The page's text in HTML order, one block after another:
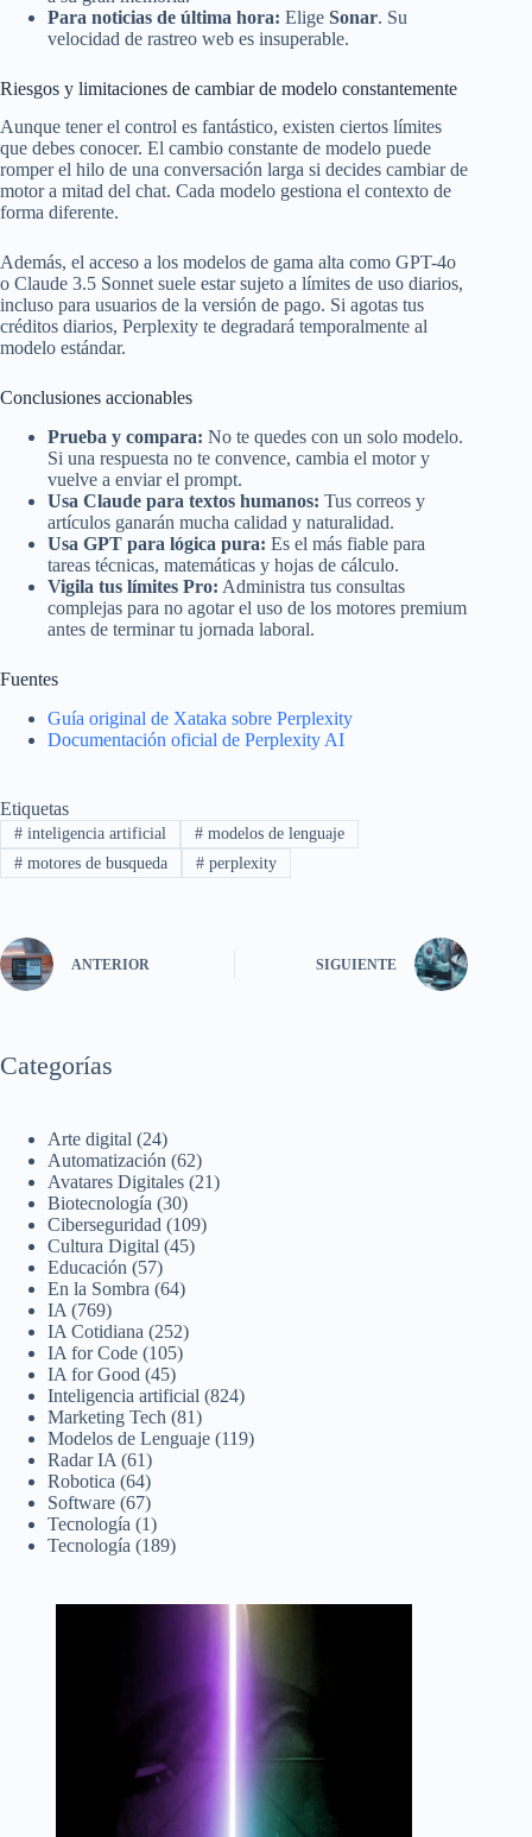
Para noticias de última hora: Elige Sonar. Su
velocidad de rastreo web es insuperable.
Riesgos y limitaciones de cambiar de modelo constantemente
Aunque tener el control es fantástico, existen ciertos límites
que debes conocer. El cambio constante de modelo puede
romper el hilo de una conversación larga si decides cambiar de
motor a mitad del chat. Cada modelo gestiona el contexto de
forma diferente.
Además, el acceso a los modelos de gama alta como GPT-4o
o Claude 3.5 Sonnet suele estar sujeto a límites de uso diarios,
incluso para usuarios de la versión de pago. Si agotas tus
créditos diarios, Perplexity te degradará temporalmente al
modelo estándar.
Conclusiones accionables
Prueba y compara: No te quedes con un solo modelo.
Si una respuesta no te convence, cambia el motor y
vuelve a enviar el prompt.
Usa Claude para textos humanos: Tus correos y
artículos ganarán mucha calidad y naturalidad.
Usa GPT para lógica pura: Es el más fiable para
tareas técnicas, matemáticas y hojas de cálculo.
Vigila tus límites Pro: Administra tus consultas
complejas para no agotar el uso de los motores premium
antes de terminar tu jornada laboral.
Fuentes
Guía original de Xataka sobre Perplexity
Documentación oficial de Perplexity AI
Etiquetas
#inteligencia artificial #modelos de lenguaje
#motores de busqueda #perplexity
ANTERIOR SIGUIENTE
Categorías
Arte digital (24)
Automatización (62)
Avatares Digitales (21)
Biotecnología (30)
Ciberseguridad (109)
Cultura Digital (45)
Educación (57)
En la Sombra (64)
IA (769)
IA Cotidiana (252)
IA for Code (105)
IA for Good (45)
Inteligencia artificial (824)
Marketing Tech (81)
Modelos de Lenguaje (119)
Radar IA (61)
Robotica (64)
Software (67)
Tecnología (1)
Tecnología (189)